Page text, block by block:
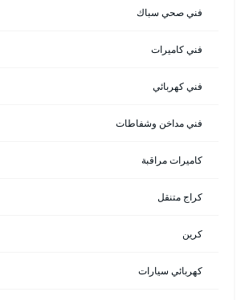
فني صحي سباك
فني كاميرات
فني كهربائي
فني مداخن وشفاطات
كاميرات مراقبة
كراج متنقل
كرين
كهربائي سيارات